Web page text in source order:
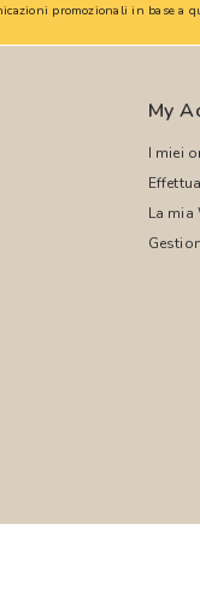
promozionali in base a
My
I miei
La